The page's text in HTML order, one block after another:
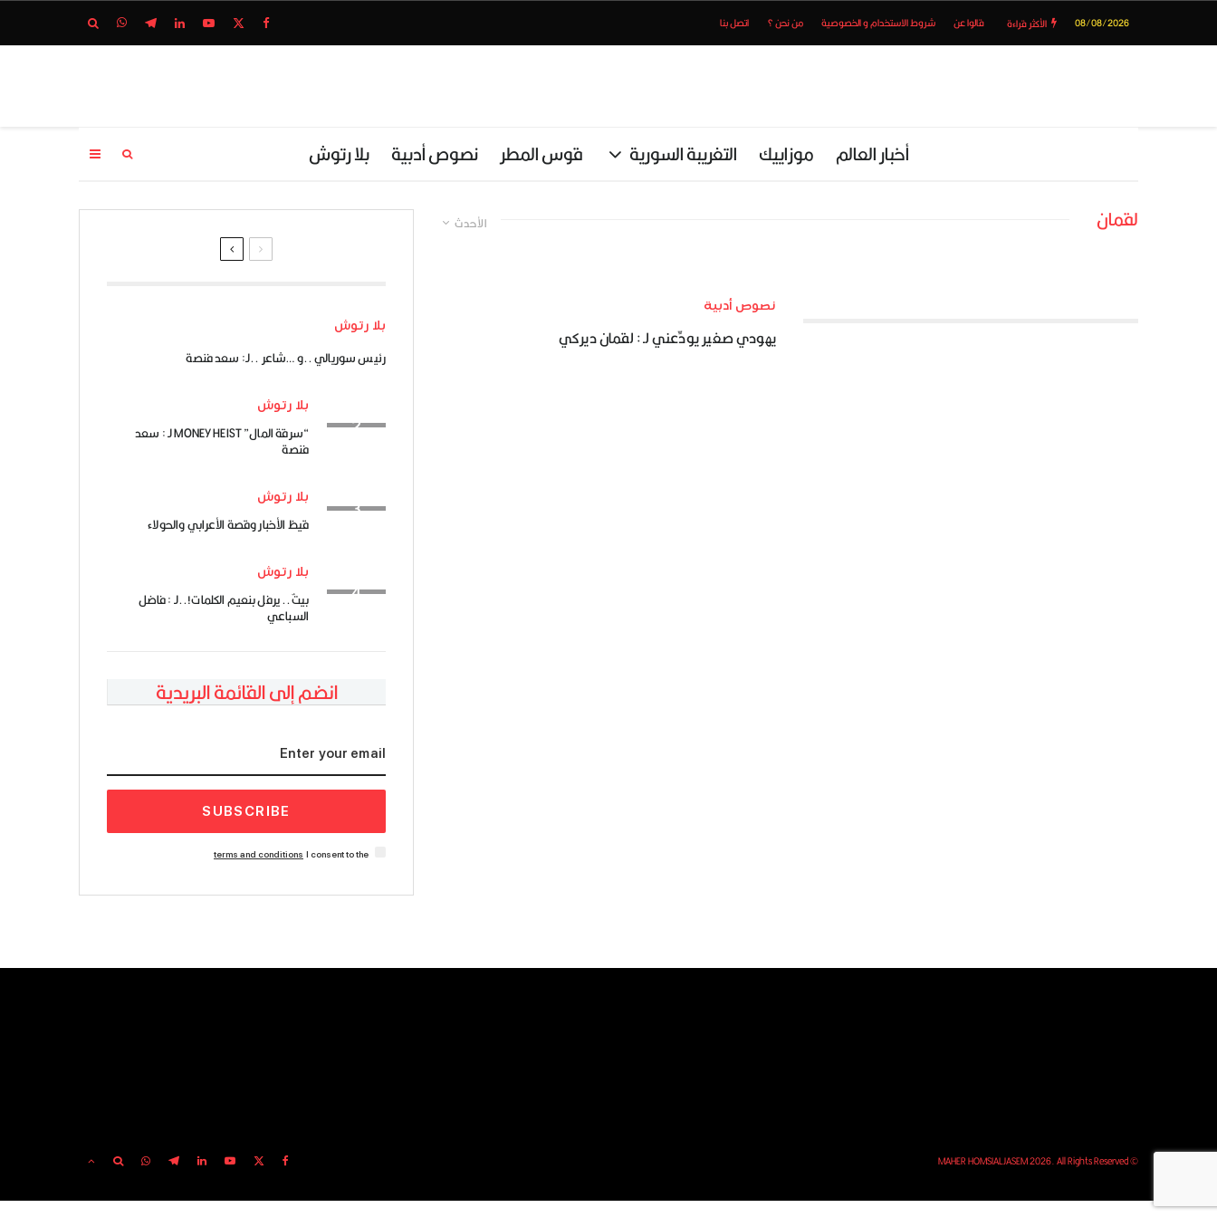
08/08/2026 الأكثر قراءة قالوا عن شروط الاستخدام و الخصوصية من نحن ؟ اتصل بنا
أخبار العالم موزاييك التغريبة السورية قوس المطر نصوص أدبية بلا رتوش
الأحدث لقمان
نصوص أدبية
يهودي صغير يودِّعني لـ : لقمان ديركي بلا رتوش
رئيس سوريالي ..و …شاعر ..لـ: سعد فنصة
بلا رتوش
“سرقة المال” MONEY HEIST لـ : سعد
فنصة
بلا رتوش
قيظ الأخبار وقصة الأعرابي والحولاء
بلا رتوش
بيتٌ.. يرفل بنعيم الكلمات!..لـ : فاضل
السباعي
انضم إلى القائمة البريدية
SUBSCRIBE
I consent to the
terms and conditions
© MAHER HOMSIALJASEM 2026. All Rights Reserved